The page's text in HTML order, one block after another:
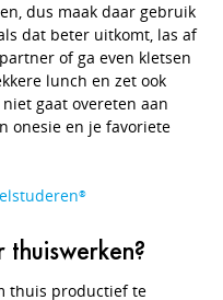
dus maak daar gebruik
dat beter uitkomt, las af
of ga even kletsen
lunch en zet ook
gaat overeten aan
onesie en je favoriete
®
thuis productief te